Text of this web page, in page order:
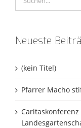
Neueste
(kein Titel)
Pfarrer Macho